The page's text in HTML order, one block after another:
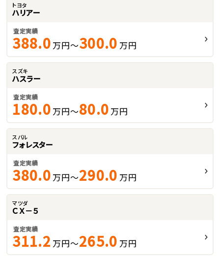
トヨタ
ハリアー
査定実績
388.0 万円～300.0 万円
スズキ
ハスラー
査定実績
180.0 万円～80.0 万円
スバル
フォレスター
査定実績
380.0 万円～290.0 万円
マツダ
ＣＸ－５
査定実績
311.2 万円～265.0 万円